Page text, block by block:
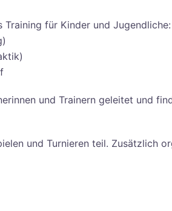
für Kinder und Jugendliche:
und Trainern geleitet und
und Turnieren teil. Zusätzlich